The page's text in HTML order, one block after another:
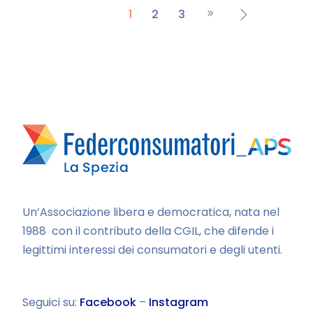
1 2 3
Un’Associazione libera e democratica, nata nel
1988 con il contributo della CGIL, che difende i
legittimi interessi dei consumatori e degli utenti.
Seguici su: Facebook – Instagram